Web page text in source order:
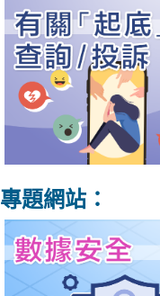
專題網站：